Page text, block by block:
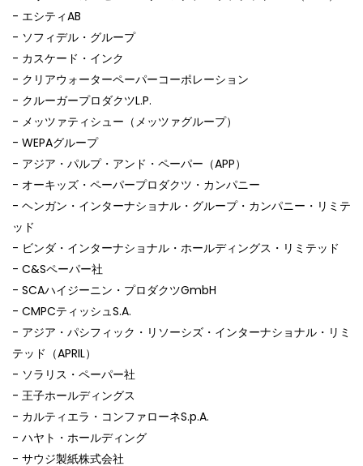
- エシティAB
- ソフィデル・グループ
- カスケード・インク
- クリアウォーターペーパーコーポレーション
- クルーガープロダクツL.P.
- メッツァティシュー（メッツァグループ）
- WEPAグループ
- アジア・パルプ・アンド・ペーパー（APP）
- オーキッズ・ペーパープロダクツ・カンパニー
- ヘンガン・インターナショナル・グループ・カンパニー・リミテ
ッド
- ビンダ・インターナショナル・ホールディングス・リミテッド
- C&Sペーパー社
- SCAハイジーニン・プロダクツGmbH
- CMPCティッシュS.A.
- アジア・パシフィック・リソーシズ・インターナショナル・リミ
テッド（APRIL）
- ソラリス・ペーパー社
- 王子ホールディングス
- カルティエラ・コンファローネS.p.A.
- ハヤト・ホールディング
- サウジ製紙株式会社